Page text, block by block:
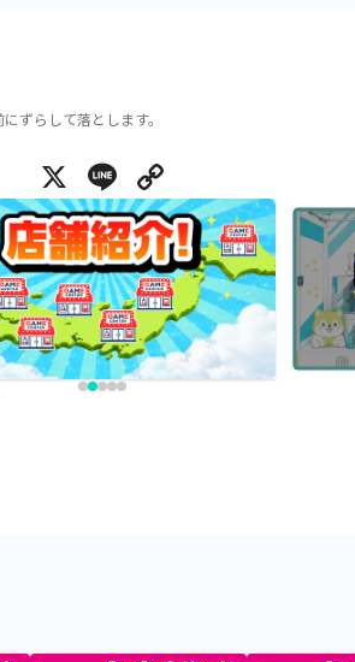
ずらして落とします。
X Line